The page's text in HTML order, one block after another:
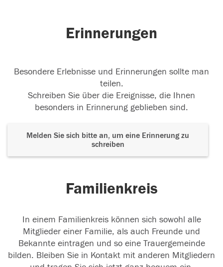
Erinnerungen
Besondere Erlebnisse und Erinnerungen sollte man
teilen.
Schreiben Sie über die Ereignisse, die Ihnen
besonders in Erinnerung geblieben sind.
Melden Sie sich bitte an, um eine Erinnerung zu
schreiben
Familienkreis
In einem Familienkreis können sich sowohl alle
Mitglieder einer Familie, als auch Freunde und
Bekannte eintragen und so eine Trauergemeinde
bilden. Bleiben Sie in Kontakt mit anderen Mitgliedern